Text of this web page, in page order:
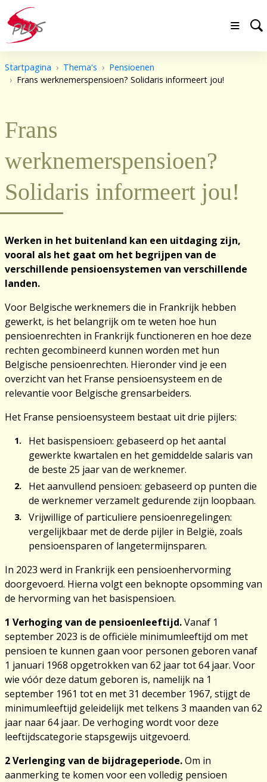
Startpagina Thema's
Pensioenen
Frans werknemerspensioen? Solidaris informeert jou!
Frans
werknemerspensioen?
Solidaris informeert jou!
Werken in het buitenland kan een uitdaging zijn,
vooral als het gaat om het begrijpen van de
verschillende pensioensystemen van verschillende
landen.
Voor Belgische werknemers die in Frankrijk hebben
gewerkt, is het belangrijk om te weten hoe hun
pensioenrechten in Frankrijk functioneren en hoe deze
rechten gecombineerd kunnen worden met hun
Belgische pensioenrechten. Hieronder vind je een
overzicht van het Franse pensioensysteem en de
relevantie voor Belgische grensarbeiders.
Het Franse pensioensysteem bestaat uit drie pijlers:
Het basispensioen: gebaseerd op het aantal
gewerkte kwartalen en het gemiddelde salaris van
de beste 25 jaar van de werknemer.
Het aanvullend pensioen: gebaseerd op punten die
de werknemer verzamelt gedurende zijn loopbaan.
Vrijwillige of particuliere pensioenregelingen:
vergelijkbaar met de derde pijler in België, zoals
pensioensparen of langetermijnsparen.
In 2023 werd in Frankrijk een pensioenhervorming
doorgevoerd. Hierna volgt een beknopte opsomming van
de hervorming van het basispensioen.
1 Verhoging van de pensioenleeftijd.Vanaf 1
september 2023 is de officiële minimumleeftijd om met
pensioen te kunnen gaan voor personen geboren vanaf
1 januari 1968 opgetrokken van 62 jaar tot 64 jaar. Voor
wie vóór deze datum geboren is, namelijk na 1
september 1961 tot en met 31 december 1967, stijgt de
minimumleeftijd geleidelijk met telkens 3 maanden van 62
jaar naar 64 jaar. De verhoging wordt voor deze
leeftijdscategorie stapsgewijs uitgevoerd.
2 Verlenging van de bijdrageperiode.Om in
aanmerking te komen voor een volledig pensioen